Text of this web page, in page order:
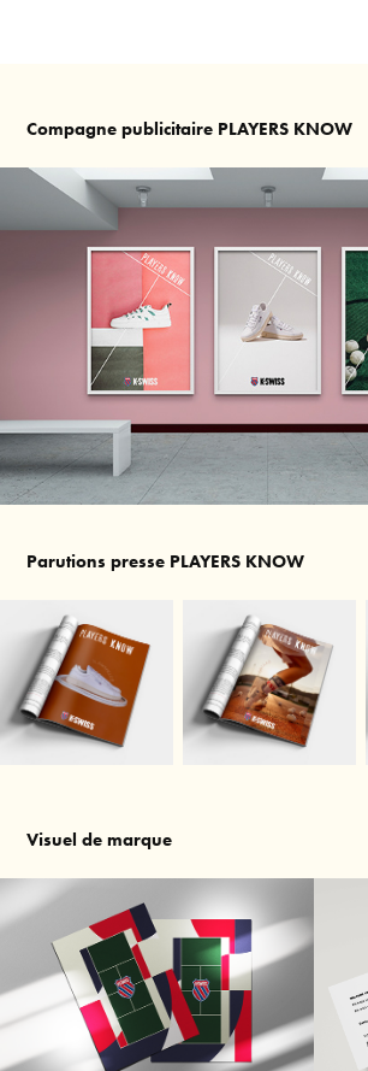
Compagne publicitaire PLAYERS KNOW
Parutions presse PLAYERS KNOW
Visuel de marque